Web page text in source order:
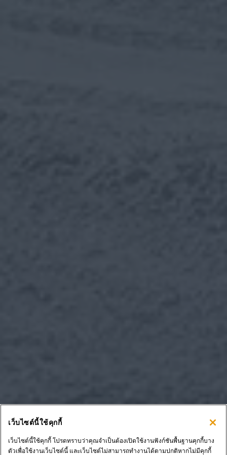
เว็บไซต์นี้ใช้คุกกี้
เว็บไซต์นี้ใช้คุกกี้ โปรดทราบว่าคุณจำเป็นต้องเปิดใช้งานฟังก์ชันพื้นฐานคุกกี้บาง
ตัวเพื่อใช้งานเว็บไซต์นี้ และเว็บไซต์ไม่สามารถทำงานได้ตามปกติหากไม่มีคุกกี้